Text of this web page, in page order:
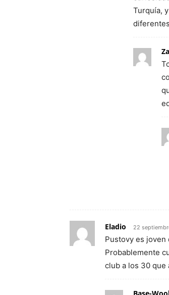
Turquía,
Eladio 22
Pustovy es joven
Probablemente
club a los 30 que